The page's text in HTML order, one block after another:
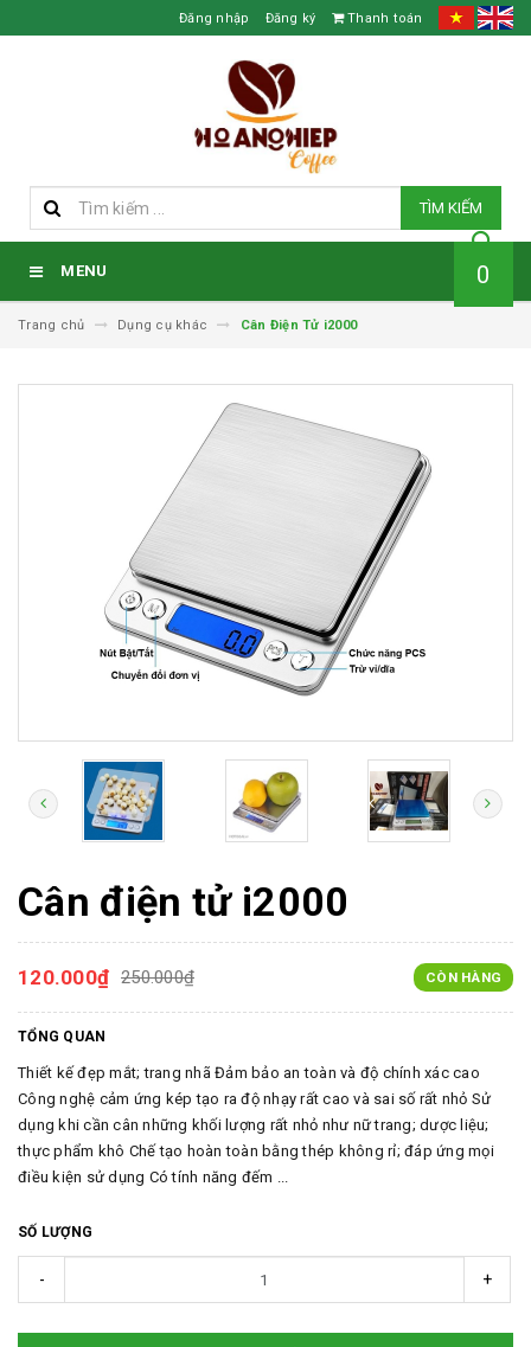
Đăng nhập Đăng ký Thanh toán
TÌM KIẾM
MENU 0
Trang chủ Dụng cụ khác Cân Điện Tử i2000
Cân điện tử i2000
120.000₫ 250.000₫ CÒN HÀNG
TỔNG QUAN
Thiết kế đẹp mắt; trang nhã Đảm bảo an toàn và độ chính xác cao
Công nghệ cảm ứng kép tạo ra độ nhạy rất cao và sai số rất nhỏ Sử
dụng khi cần cân những khối lượng rất nhỏ như nữ trang; dược liệu;
thực phẩm khô Chế tạo hoàn toàn bằng thép không rỉ; đáp ứng mọi
điều kiện sử dụng Có tính năng đếm ...
SỐ LƯỢNG
- +